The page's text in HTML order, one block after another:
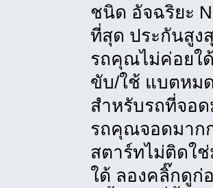
ชนิด อัจฉริยะ
ที่สุด ประกันสูง
รถคุณไม่ค่อยใ
ขับ/ใช้ แบตหม
สำหรับรถที่จอ
รถคุณจอดมาก
สตาร์ทไม่ติดใ
ใด้ ลองคลิ๊กดู